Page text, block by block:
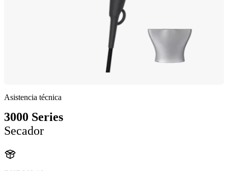
Asistencia técnica
3000 Series
Secador